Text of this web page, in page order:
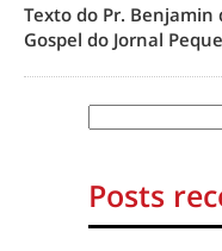
Texto do Pr. Benjamin
Gospel do Jornal
Posts